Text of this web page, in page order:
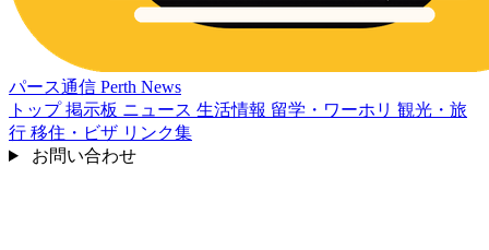
パース通信 Perth News
トップ掲示板 ニュース 生活情報 留学・ワーホリ 観光・旅
行 移住・ビザ リンク集
お問い合わせ